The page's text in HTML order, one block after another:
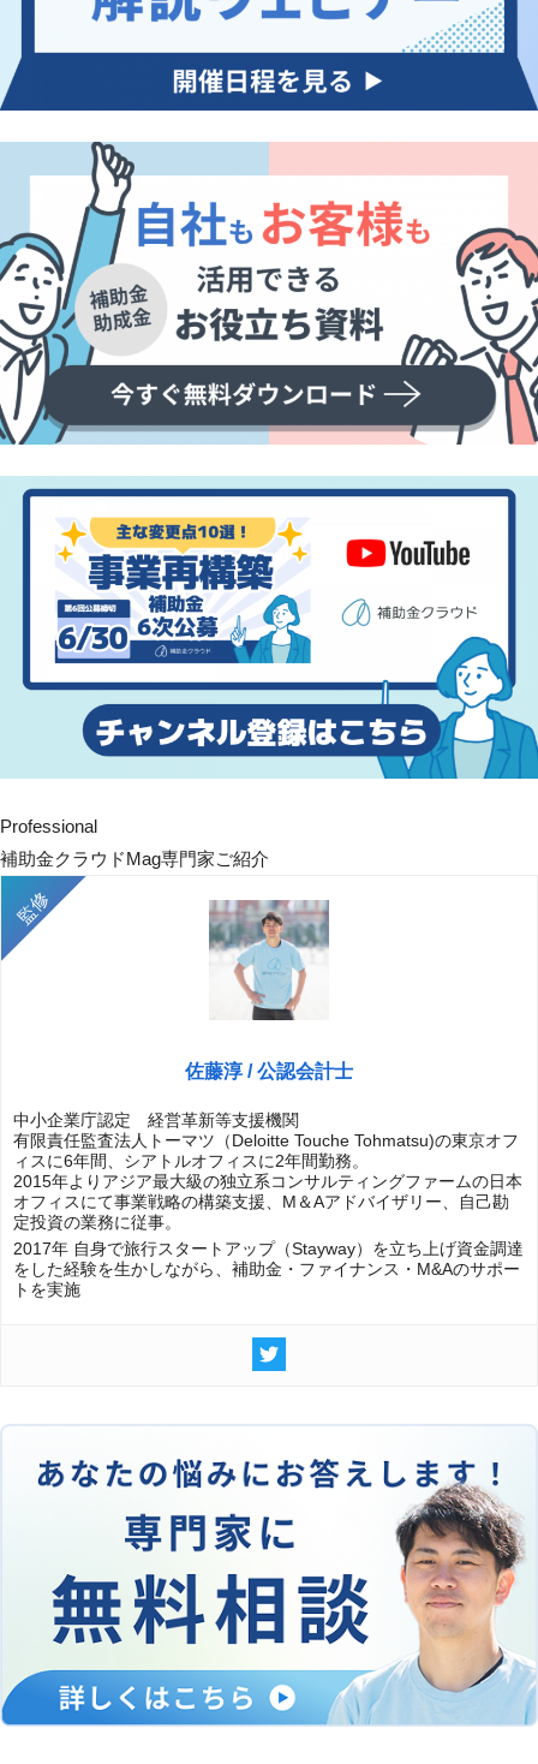
Professional
補助金クラウドMag専門家ご紹介
佐藤淳 / 公認会計士
中小企業庁認定 経営革新等支援機関
有限責任監査法人トーマツ（Deloitte Touche Tohmatsu)の東京オフ
ィスに6年間、シアトルオフィスに2年間勤務。
2015年よりアジア最大級の独立系コンサルティングファームの日本
オフィスにて事業戦略の構築支援、M＆Aアドバイザリー、自己勘
定投資の業務に従事。
2017年 自身で旅行スタートアップ（Stayway）を立ち上げ資金調達
をした経験を生かしながら、補助金・ファイナンス・M&Aのサポー
トを実施